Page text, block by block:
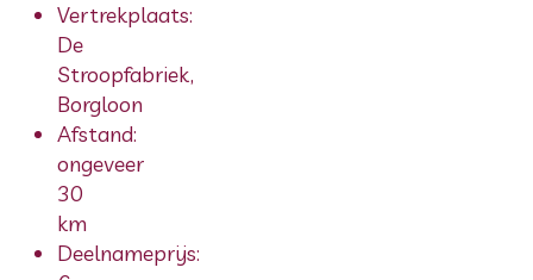
Vertrekplaats:
De
Stroopfabriek,
Borgloon
Afstand:
ongeveer
30
km
Deelnameprijs: